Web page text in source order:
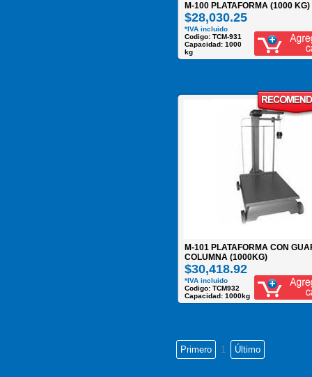
M-100 PLATAFORMA (1000 KG)
$28,030.25
*IVA incluido
Codigo: TCM-931
Capacidad: 1000
kg
M-101 PLATAFORMA CON
COLUMNA (1000KG)
$30,418.92
*IVA incluido
Codigo: TCM932
Capacidad: 1000kg
1